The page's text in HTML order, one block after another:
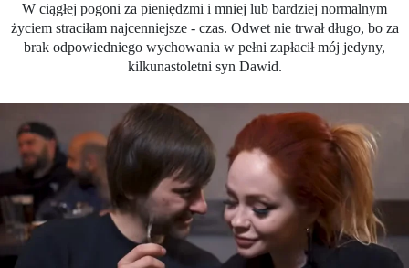
W ciągłej pogoni za pieniędzmi i mniej lub bardziej normalnym
życiem straciłam najcenniejsze - czas. Odwet nie trwał długo, bo za
brak odpowiedniego wychowania w pełni zapłacił mój jedyny,
kilkunastoletni syn Dawid.